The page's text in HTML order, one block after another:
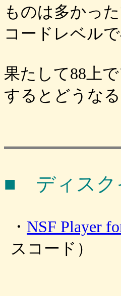
ものは多かった
コードレベル
果たして88上
するとどうな
■ ディスク
・ NSF Player
スコード）